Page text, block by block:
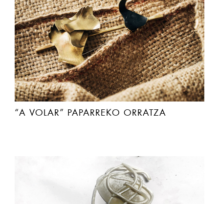
“A VOLAR” PAPARREKO ORRATZA